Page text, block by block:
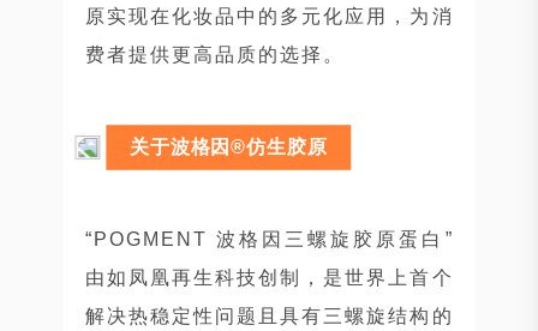
原实现在化妆品中的多元化应用，为消
费者提供更高品质的选择。
关于波格因®仿生胶原
“POGMENT 波格因三螺旋胶原蛋白”
由如凤凰再生科技创制，是世界上首个
解决热稳定性问题且具有三螺旋结构的